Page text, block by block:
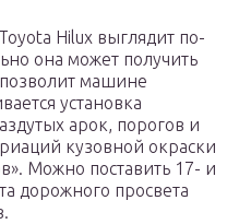
Hilux выглядит по-
она может получить
машине
установка
арок, порогов и
кузовной окраски
Можно поставить 17- и
дорожного просвета